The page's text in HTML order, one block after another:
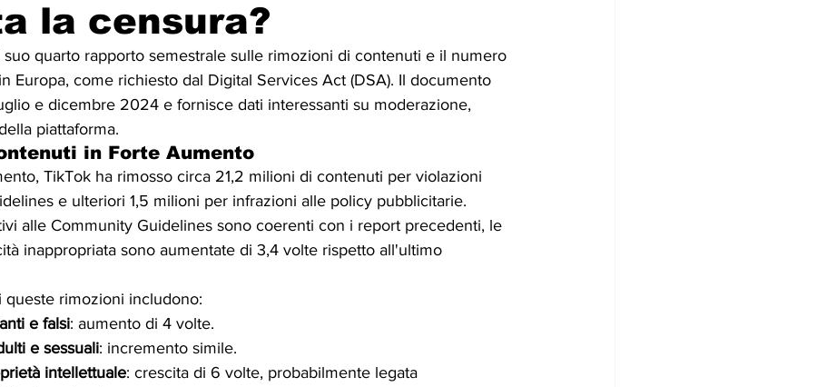
la censura?
suo quarto rapporto semestrale sulle rimozioni di contenuti e il numero
Europa, come richiesto dal Digital Services Act (DSA). Il documento
e dicembre 2024 e fornisce dati interessanti su moderazione,
piattaforma.
in Forte Aumento
TikTok ha rimosso circa 21,2 milioni di contenuti per violazioni
e ulteriori 1,5 milioni per infrazioni alle policy pubblicitarie.
alle Community Guidelines sono coerenti con i report precedenti, le
inappropriata sono aumentate di 3,4 volte rispetto all'ultimo
queste rimozioni includono:
e falsi: aumento di 4 volte.
e sessuali: incremento simile.
intellettuale: crescita di 6 volte, probabilmente legata